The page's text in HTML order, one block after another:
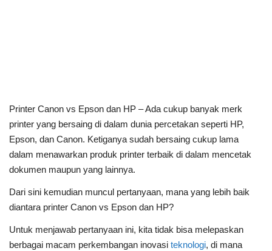
Printer Canon vs Epson dan HP – Ada cukup banyak merk
printer yang bersaing di dalam dunia percetakan seperti HP,
Epson, dan Canon. Ketiganya sudah bersaing cukup lama
dalam menawarkan produk printer terbaik di dalam mencetak
dokumen maupun yang lainnya.
Dari sini kemudian muncul pertanyaan, mana yang lebih baik
diantara printer Canon vs Epson dan HP?
Untuk menjawab pertanyaan ini, kita tidak bisa melepaskan
berbagai macam perkembangan inovasi teknologi, di mana